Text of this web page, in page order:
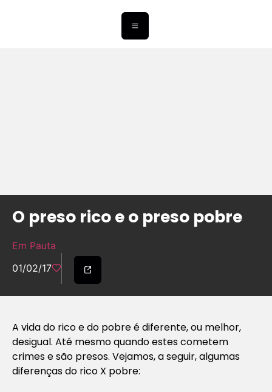
O preso rico e o preso pobre
Em Pauta
01/02/17
A vida do rico e do pobre é diferente, ou melhor,
desigual. Até mesmo quando estes cometem
crimes e são presos. Vejamos, a seguir, algumas
diferenças do rico X pobre: